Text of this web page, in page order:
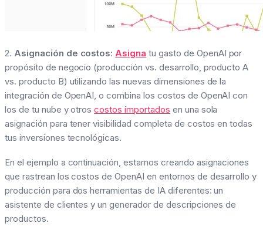
2. Asignación de costos: Asigna tu gasto de OpenAI por
propósito de negocio (producción vs. desarrollo, producto A
vs. producto B) utilizando las nuevas dimensiones de la
integración de OpenAI, o combina los costos de OpenAI con
los de tu nube y otroscostos importados en una sola
asignación para tener visibilidad completa de costos en todas
tus inversiones tecnológicas.
En el ejemplo a continuación, estamos creando asignaciones
que rastrean los costos de OpenAI en entornos de desarrollo y
producción para dos herramientas de IA diferentes: un
asistente de clientes y un generador de descripciones de
productos.